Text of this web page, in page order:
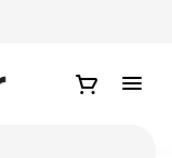
Ostukorv